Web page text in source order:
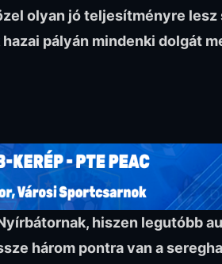
olyan jó teljesítményre lesz
pályán mindenki dolgát
hiszen legutóbb
három pontra van a